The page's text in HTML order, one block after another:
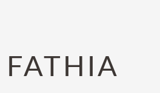
FATHIA